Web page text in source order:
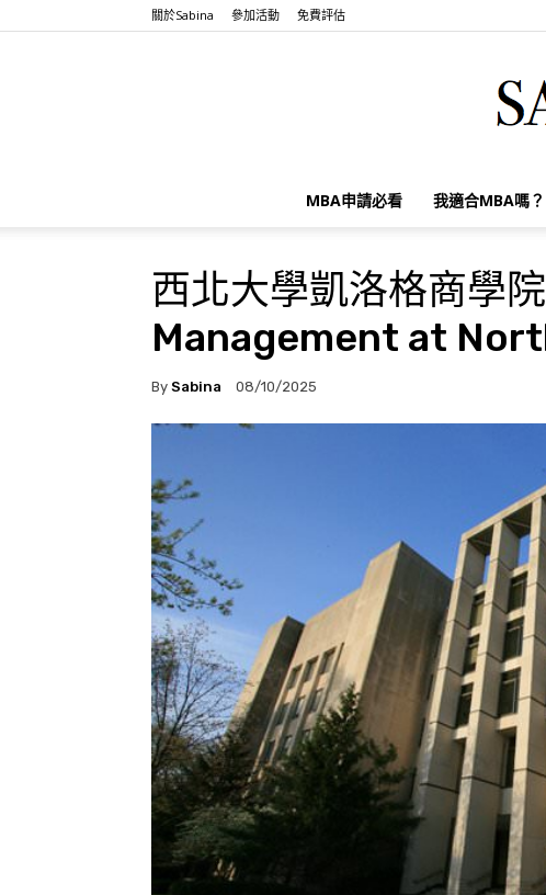
關於Sabina 參加活動 免費評估
MBA申請必看 我適合MBA嗎？
西北大學凱洛格商學
Management at
By Sabina 08/10/2025